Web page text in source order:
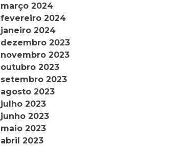
março 2024
fevereiro 2024
janeiro 2024
dezembro 2023
novembro 2023
outubro 2023
setembro 2023
agosto 2023
julho 2023
junho 2023
maio 2023
abril 2023